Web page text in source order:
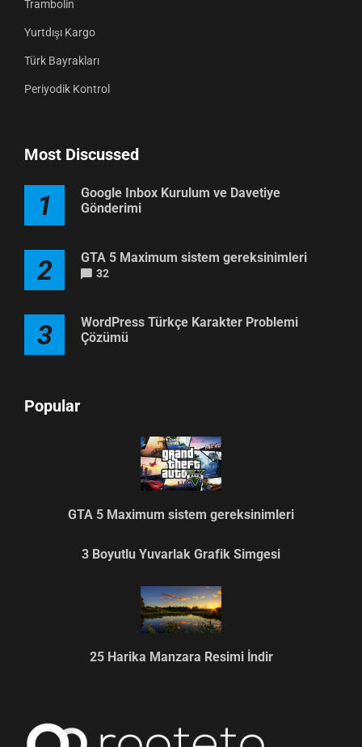
Trambolin
Yurtdışı Kargo
Türk Bayrakları
Periyodik Kontrol
Most Discussed
1
Google Inbox Kurulum ve Davetiye
Gönderimi
2 GTA 5 Maximum sistem gereksinimleri
32
3
WordPress Türkçe Karakter Problemi
Çözümü
Popular
GTA 5 Maximum sistem gereksinimleri
3 Boyutlu Yuvarlak Grafik Simgesi
25 Harika Manzara Resimi İndir